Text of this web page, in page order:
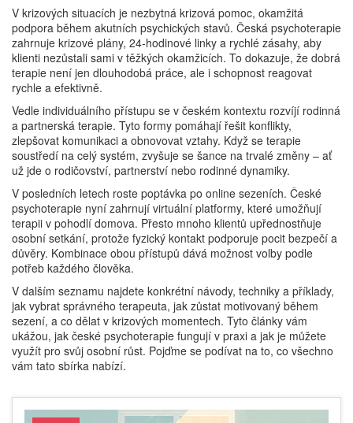
V krizových situacích je nezbytná krizová pomoc, okamžitá
podpora během akutních psychických stavů. Česká psychoterapie
zahrnuje krizové plány, 24‑hodinové linky a rychlé zásahy, aby
klienti nezůstali sami v těžkých okamžicích. To dokazuje, že dobrá
terapie není jen dlouhodobá práce, ale i schopnost reagovat
rychle a efektivně.
Vedle individuálního přístupu se v českém kontextu rozvíjí rodinná
a partnerská terapie. Tyto formy pomáhají řešit konflikty,
zlepšovat komunikaci a obnovovat vztahy. Když se terapie
soustředí na celý systém, zvyšuje se šance na trvalé změny – ať
už jde o rodičovství, partnerství nebo rodinné dynamiky.
V posledních letech roste poptávka po online sezeních. České
psychoterapie nyní zahrnují virtuální platformy, které umožňují
terapii v pohodlí domova. Přesto mnoho klientů upřednostňuje
osobní setkání, protože fyzický kontakt podporuje pocit bezpečí a
důvěry. Kombinace obou přístupů dává možnost volby podle
potřeb každého člověka.
V dalším seznamu najdete konkrétní návody, techniky a příklady,
jak vybrat správného terapeuta, jak zůstat motivovaný během
sezení, a co dělat v krizových momentech. Tyto články vám
ukážou, jak české psychoterapie fungují v praxi a jak je můžete
využít pro svůj osobní růst. Pojďme se podívat na to, co všechno
vám tato sbírka nabízí.